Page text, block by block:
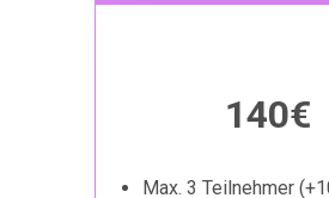
140€
Max. 3 Teilnehmer